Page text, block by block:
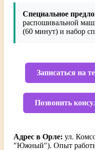
Специальное
распошивальной
(60 минут) и набор
Записаться на
Позвонить
Адрес в Орле: ул.
"Южный"). Опыт работы